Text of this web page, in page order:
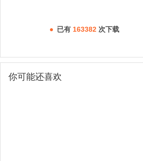
已有 163382 次下载
你可能还喜欢